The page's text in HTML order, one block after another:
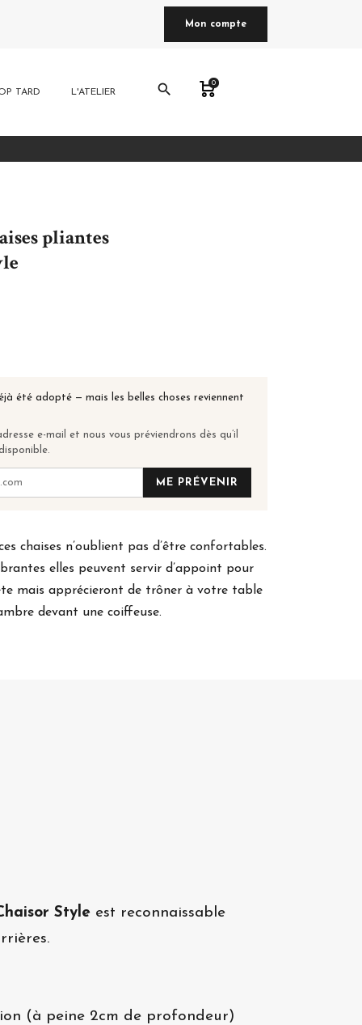
Mon compte
TARD L'ATELIER search 0
pliantes
été adopté — mais les belles choses reviennent
e-mail et nous vous préviendrons dès qu’il
ME PRÉVENIR
chaises n’oublient pas d’être confortables.
elles peuvent servir d’appoint pour
mais apprécieront de trôner à votre table
devant une coiffeuse.
Style est reconnaissable
(à peine 2cm de profondeur)